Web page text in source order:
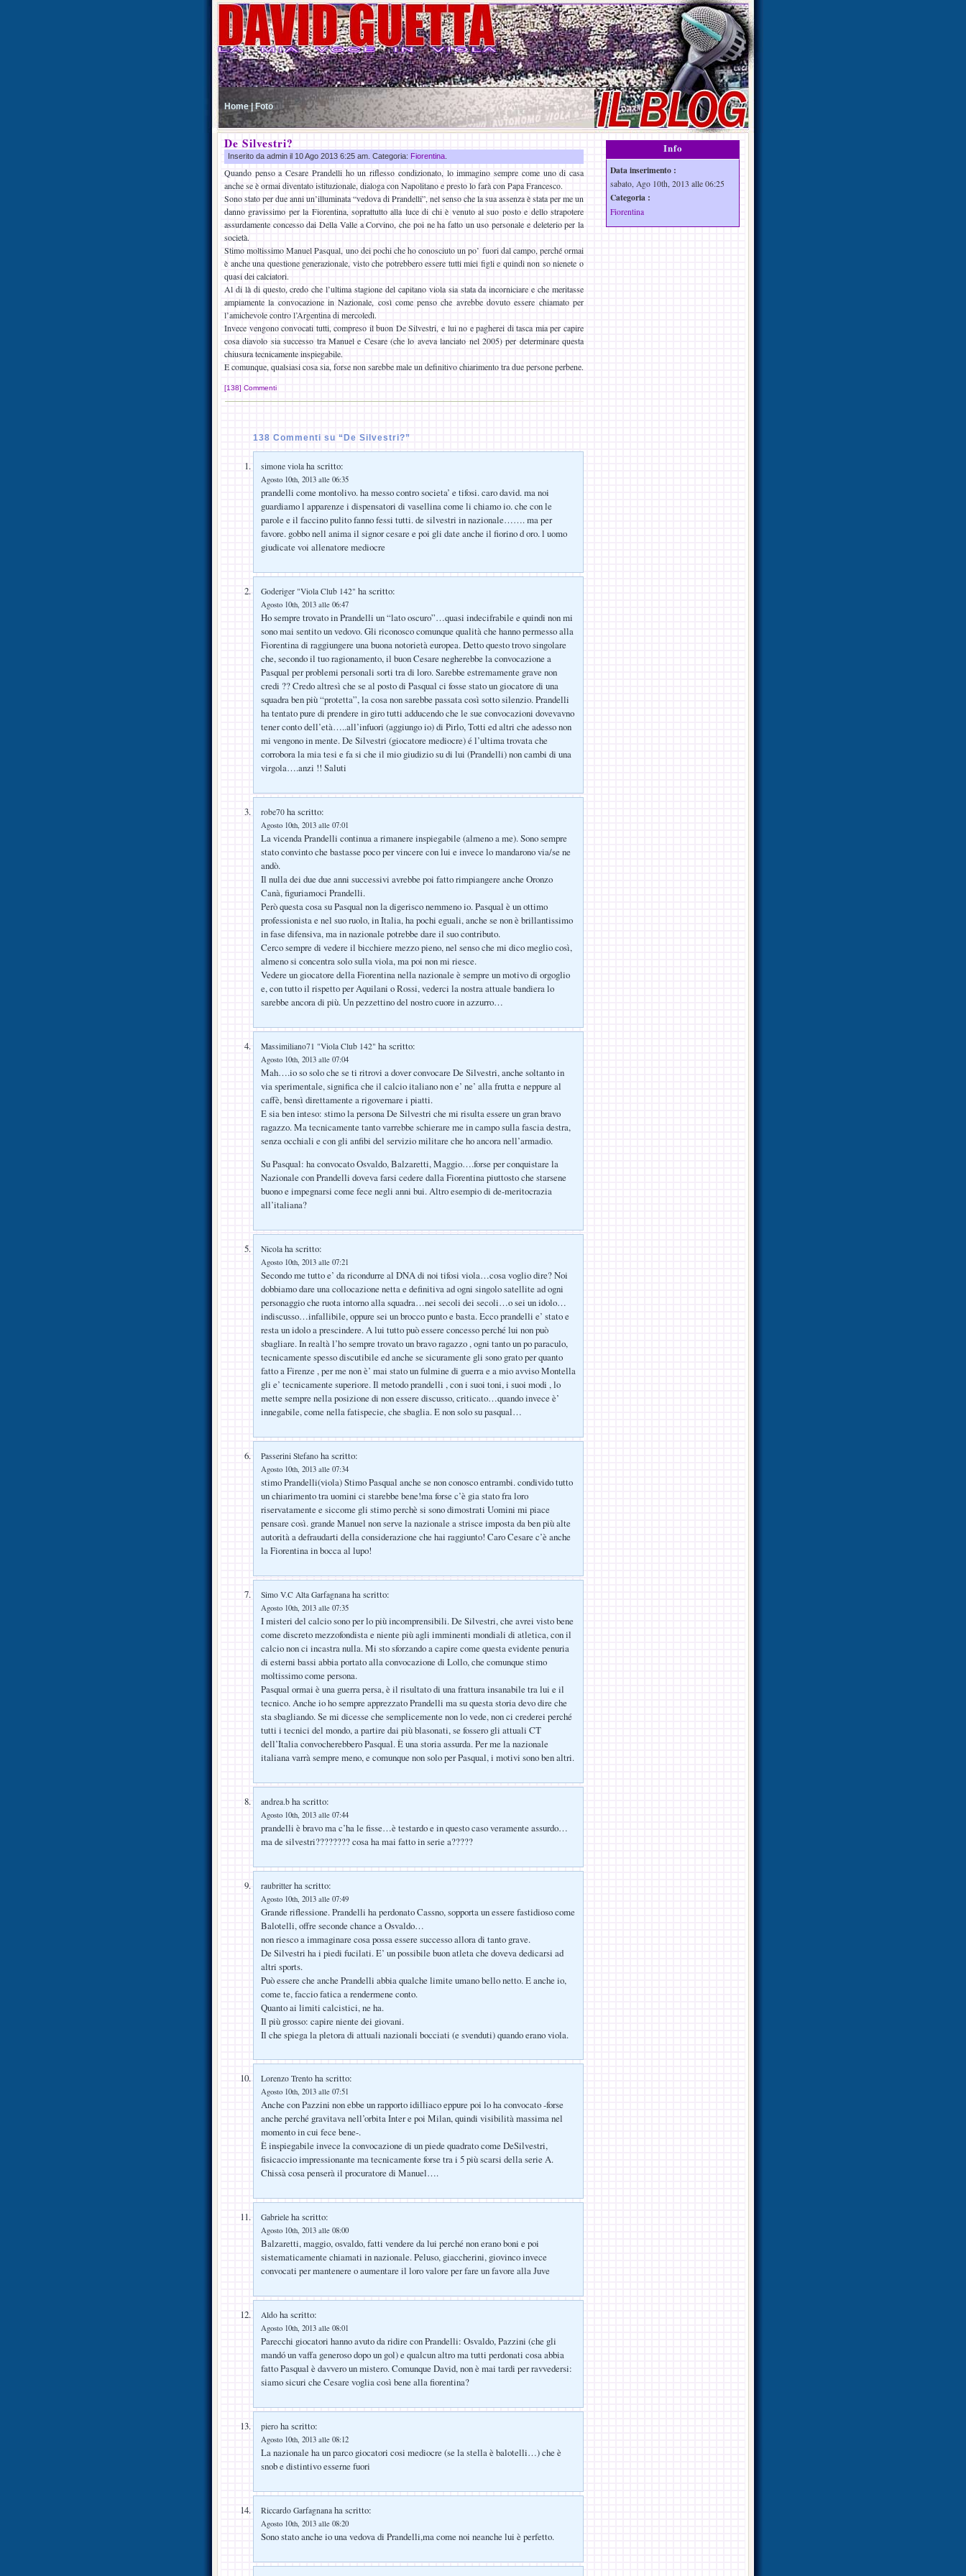
Home | Foto
De Silvestri?
Inserito da admin il 10 Ago 2013 6:25 am. Categoria: Fiorentina
Quando penso a Cesare Prandelli ho un riflesso condizionato, lo immagino sempre come uno di casa
anche se è ormai diventato istituzionale, dialoga con Napolitano e presto lo farà con Papa Francesco.
Sono stato per due anni un’illuminata “vedova di Prandelli”, nel senso che la sua assenza è stata per me un
danno gravissimo per la Fiorentina, soprattutto alla luce di chi è venuto al suo posto e dello strapotere
assurdamente concesso dai Della Valle a Corvino, che poi ne ha fatto un uso personale e deleterio per la
società.
Stimo moltissimo Manuel Pasqual, uno dei pochi che ho conosciuto un po’ fuori dal campo, perché ormai
è anche una questione generazionale, visto che potrebbero essere tutti miei figli e quindi non so nienete o
quasi dei calciatori.
Al di là di questo, credo che l’ultima stagione del capitano viola sia stata da incorniciare e che meritasse
ampiamente la convocazione in Nazionale, così come penso che avrebbe dovuto essere chiamato per
l’amichevole contro l’Argentina di mercoledì.
Invece vengono convocati tutti, compreso il buon De Silvestri, e lui no e pagherei di tasca mia per capire
cosa diavolo sia successo tra Manuel e Cesare (che lo aveva lanciato nel 2005) per determinare questa
chiusura tecnicamente inspiegabile.
E comunque, qualsiasi cosa sia, forse non sarebbe male un definitivo chiarimento tra due persone perbene.
[138] Commenti
138 Commenti su “De Silvestri?”
simone viola ha scritto:
Agosto 10th, 2013 alle 06:35
prandelli come montolivo. ha messo contro societa’ e tifosi. caro david. ma noi
guardiamo l apparenze i dispensatori di vasellina come li chiamo io. che con le
parole e il faccino pulito fanno fessi tutti. de silvestri in nazionale……. ma per
favore. gobbo nell anima il signor cesare e poi gli date anche il fiorino d oro. l uomo
giudicate voi allenatore mediocre
Goderiger "Viola Club 142" ha scritto:
Agosto 10th, 2013 alle 06:47
Ho sempre trovato in Prandelli un “lato oscuro”…quasi indecifrabile e quindi non mi
sono mai sentito un vedovo. Gli riconosco comunque qualità che hanno permesso alla
Fiorentina di raggiungere una buona notorietà europea. Detto questo trovo singolare
che, secondo il tuo ragionamento, il buon Cesare negherebbe la convocazione a
Pasqual per problemi personali sorti tra di loro. Sarebbe estremamente grave non
credi ?? Credo altresì che se al posto di Pasqual ci fosse stato un giocatore di una
squadra ben più “protetta”, la cosa non sarebbe passata così sotto silenzio. Prandelli
ha tentato pure di prendere in giro tutti adducendo che le sue convocazioni dovevavno
tener conto dell’età…..all’infuori (aggiungo io) di Pirlo, Totti ed altri che adesso non
mi vengono in mente. De Silvestri (giocatore mediocre) é l’ultima trovata che
corrobora la mia tesi e fa si che il mio giudizio su di lui (Prandelli) non cambi di una
virgola….anzi !! Saluti
robe70 ha scritto:
Agosto 10th, 2013 alle 07:01
La vicenda Prandelli continua a rimanere inspiegabile (almeno a me). Sono sempre
stato convinto che bastasse poco per vincere con lui e invece lo mandarono via/se ne
andò.
Il nulla dei due due anni successivi avrebbe poi fatto rimpiangere anche Oronzo
Canà, figuriamoci Prandelli.
Però questa cosa su Pasqual non la digerisco nemmeno io. Pasqual è un ottimo
professionista e nel suo ruolo, in Italia, ha pochi eguali, anche se non è brillantissimo
in fase difensiva, ma in nazionale potrebbe dare il suo contributo.
Cerco sempre di vedere il bicchiere mezzo pieno, nel senso che mi dico meglio così,
almeno si concentra solo sulla viola, ma poi non mi riesce.
Vedere un giocatore della Fiorentina nella nazionale è sempre un motivo di orgoglio
e, con tutto il rispetto per Aquilani o Rossi, vederci la nostra attuale bandiera lo
sarebbe ancora di più. Un pezzettino del nostro cuore in azzurro…
Massimiliano71 "Viola Club 142" ha scritto:
Agosto 10th, 2013 alle 07:04
Mah….io so solo che se ti ritrovi a dover convocare De Silvestri, anche soltanto in
via sperimentale, significa che il calcio italiano non e’ ne’ alla frutta e neppure al
caffè, bensì direttamente a rigovernare i piatti.
E sia ben inteso: stimo la persona De Silvestri che mi risulta essere un gran bravo
ragazzo. Ma tecnicamente tanto varrebbe schierare me in campo sulla fascia destra,
senza occhiali e con gli anfibi del servizio militare che ho ancora nell’armadio.
Su Pasqual: ha convocato Osvaldo, Balzaretti, Maggio….forse per conquistare la
Nazionale con Prandelli doveva farsi cedere dalla Fiorentina piuttosto che starsene
buono e impegnarsi come fece negli anni bui. Altro esempio di de-meritocrazia
all’italiana?
Nicola ha scritto:
Agosto 10th, 2013 alle 07:21
Secondo me tutto e’ da ricondurre al DNA di noi tifosi viola…cosa voglio dire? Noi
dobbiamo dare una collocazione netta e definitiva ad ogni singolo satellite ad ogni
personaggio che ruota intorno alla squadra…nei secoli dei secoli…o sei un idolo…
indiscusso…infallibile, oppure sei un brocco punto e basta. Ecco prandelli e’ stato e
resta un idolo a prescindere. A lui tutto può essere concesso perché lui non può
sbagliare. In realtà l’ho sempre trovato un bravo ragazzo , ogni tanto un po paraculo,
tecnicamente spesso discutibile ed anche se sicuramente gli sono grato per quanto
fatto a Firenze , per me non è’ mai stato un fulmine di guerra e a mio avviso Montella
gli e’ tecnicamente superiore. Il metodo prandelli , con i suoi toni, i suoi modi , lo
mette sempre nella posizione di non essere discusso, criticato…quando invece è’
innegabile, come nella fatispecie, che sbaglia. E non solo su pasqual…
Passerini Stefano ha scritto:
Agosto 10th, 2013 alle 07:34
stimo Prandelli(viola) Stimo Pasqual anche se non conosco entrambi. condivido tutto
un chiarimento tra uomini ci starebbe bene!ma forse c’è gia stato fra loro
riservatamente e siccome gli stimo perchè si sono dimostrati Uomini mi piace
pensare così. grande Manuel non serve la nazionale a strisce imposta da ben più alte
autorità a defraudarti della considerazione che hai raggiunto! Caro Cesare c’è anche
la Fiorentina in bocca al lupo!
Simo V.C Alta Garfagnana ha scritto:
Agosto 10th, 2013 alle 07:35
I misteri del calcio sono per lo più incomprensibili. De Silvestri, che avrei visto bene
come discreto mezzofondista e niente più agli imminenti mondiali di atletica, con il
calcio non ci incastra nulla. Mi sto sforzando a capire come questa evidente penuria
di esterni bassi abbia portato alla convocazione di Lollo, che comunque stimo
moltissimo come persona.
Pasqual ormai è una guerra persa, è il risultato di una frattura insanabile tra lui e il
tecnico. Anche io ho sempre apprezzato Prandelli ma su questa storia devo dire che
sta sbagliando. Se mi dicesse che semplicemente non lo vede, non ci crederei perché
tutti i tecnici del mondo, a partire dai più blasonati, se fossero gli attuali CT
dell’Italia convocherebbero Pasqual. È una storia assurda. Per me la nazionale
italiana varrà sempre meno, e comunque non solo per Pasqual, i motivi sono ben altri.
andrea.b ha scritto:
Agosto 10th, 2013 alle 07:44
prandelli è bravo ma c’ha le fisse…è testardo e in questo caso veramente assurdo…
ma de silvestri???????? cosa ha mai fatto in serie a?????
raubritter ha scritto:
Agosto 10th, 2013 alle 07:49
Grande riflessione. Prandelli ha perdonato Cassno, sopporta un essere fastidioso come
Balotelli, offre seconde chance a Osvaldo…
non riesco a immaginare cosa possa essere successo allora di tanto grave.
De Silvestri ha i piedi fucilati. E’ un possibile buon atleta che doveva dedicarsi ad
altri sports.
Può essere che anche Prandelli abbia qualche limite umano bello netto. E anche io,
come te, faccio fatica a rendermene conto.
Quanto ai limiti calcistici, ne ha.
Il più grosso: capire niente dei giovani.
Il che spiega la pletora di attuali nazionali bocciati (e svenduti) quando erano viola.
Lorenzo Trento ha scritto:
Agosto 10th, 2013 alle 07:51
Anche con Pazzini non ebbe un rapporto idilliaco eppure poi lo ha convocato -forse
anche perché gravitava nell’orbita Inter e poi Milan, quindi visibilità massima nel
momento in cui fece bene-.
È inspiegabile invece la convocazione di un piede quadrato come DeSilvestri,
fisicaccio impressionante ma tecnicamente forse tra i 5 più scarsi della serie A.
Chissà cosa penserà il procuratore di Manuel….
Gabriele ha scritto:
Agosto 10th, 2013 alle 08:00
Balzaretti, maggio, osvaldo, fatti vendere da lui perché non erano boni e poi
sistematicamente chiamati in nazionale. Peluso, giaccherini, giovinco invece
convocati per mantenere o aumentare il loro valore per fare un favore alla Juve
Aldo ha scritto:
Agosto 10th, 2013 alle 08:01
Parecchi giocatori hanno avuto da ridire con Prandelli: Osvaldo, Pazzini (che gli
mandó un vaffa generoso dopo un gol) e qualcun altro ma tutti perdonati cosa abbia
fatto Pasqual è davvero un mistero. Comunque David, non è mai tardi per ravvedersi:
siamo sicuri che Cesare voglia così bene alla fiorentina?
piero ha scritto:
Agosto 10th, 2013 alle 08:12
La nazionale ha un parco giocatori cosi mediocre (se la stella è balotelli…) che è
snob e distintivo esserne fuori
Riccardo Garfagnana ha scritto:
Agosto 10th, 2013 alle 08:20
Sono stato anche io una vedova di Prandelli,ma come noi neanche lui è perfetto.
Info
Data inserimento :
sabato, Ago 10th, 2013 alle 06:25
Categoria :
Fiorentina